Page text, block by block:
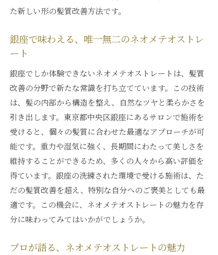
た新しい形の髪質改善方法です。
銀座で味わえる、唯一無二のネオメテオストレ
ート
銀座でしか体験できないネオメテオストレートは、髪質
改善の分野で新たな常識を打ち立てています。この技術
は、髪の内部から構造を整え、自然なツヤと柔らかさを
引き出します。東京都中央区銀座にあるサロンで施術を
受けると、個々の髪質に合わせた最適なアプローチが可
能です。重力や湿気に強く、長期間にわたって美しさを
維持することができるため、多くの人々から高い評価を
得ています。銀座の洗練された環境で受ける施術は、た
だの髪質改善を超え、特別な自分へのご褒美としても最
適です。この機会に、ネオメテオストレートの魅力を存
分に味わってみてはいかがでしょうか。
プロが語る、ネオメテオストレートの魅力